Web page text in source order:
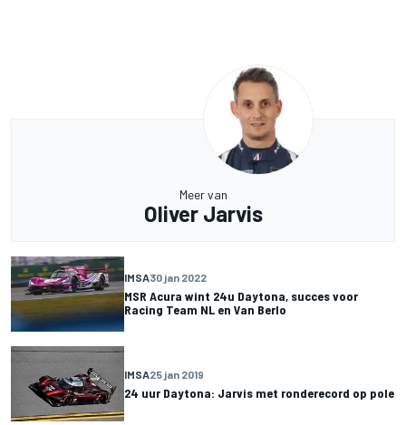
Meer van
Oliver Jarvis
IMSA30 jan 2022
MSR Acura wint 24u Daytona, succes voor
Racing Team NL en Van Berlo
IMSA25 jan 2019
24 uur Daytona: Jarvis met ronderecord op pole